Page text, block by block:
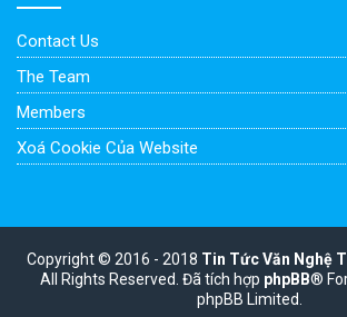
Contact Us
The Team
Members
Xoá Cookie Của Website
Copyright © 2016 - 2018 Tin Tức Văn Nghệ
All Rights Reserved. Đã tích hợp phpBB®
phpBB Limited.